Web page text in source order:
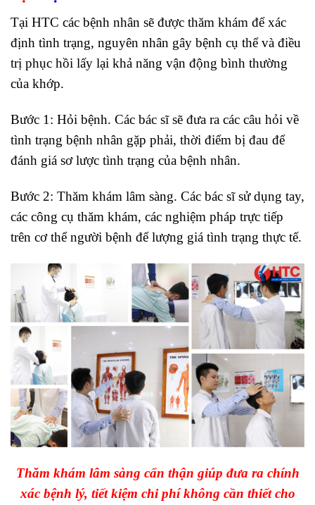
Tại HTC các bệnh nhân sẽ được thăm khám để xác
định tình trạng, nguyên nhân gây bệnh cụ thể và điều
trị phục hồi lấy lại khả năng vận động bình thường
của khớp.
Bước 1: Hỏi bệnh. Các bác sĩ sẽ đưa ra các câu hỏi về
tình trạng bệnh nhân gặp phải, thời điểm bị đau để
đánh giá sơ lược tình trạng của bệnh nhân.
Bước 2: Thăm khám lâm sàng. Các bác sĩ sử dụng tay,
các công cụ thăm khám, các nghiệm pháp trực tiếp
trên cơ thể người bệnh để lượng giá tình trạng thực tế.
Thăm khám lâm sàng cẩn thận giúp đưa ra chính
xác bệnh lý, tiết kiệm chi phí không cần thiết cho